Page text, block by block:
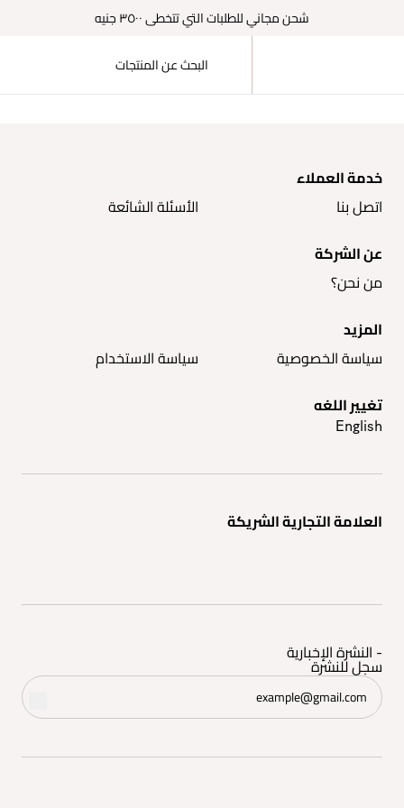
شحن مجاني للطلبات التي تتخطى ٣٥٠٠ جنيه
خدمة العملاء
اتصل بنا
الأسئلة الشائعة
عن الشركة
من نحن؟
المزيد
سياسة الخصوصية
سياسة الاستخدام
تغيير اللغه
English
العلامة التجارية الشريكة
- النشرة الإخبارية
سجل للنشرة